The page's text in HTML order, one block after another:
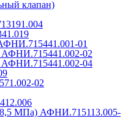
клапан)
01
АФНИ.715441.002-02
АФНИ.715441.002-04
02
МПа) АФНИ.715113.005-